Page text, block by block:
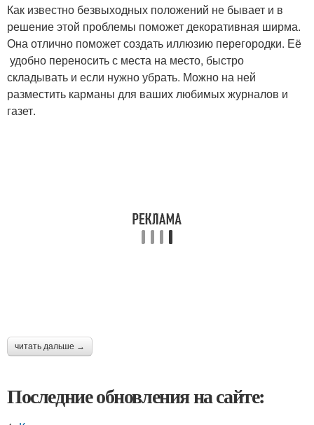
Как известно безвыходных положений не бывает и в
решение этой проблемы поможет декоративная ширма.
Она отлично поможет создать иллюзию перегородки. Её
удобно переносить с места на место, быстро
складывать и если нужно убрать. Можно на ней
разместить карманы для ваших любимых журналов и
газет.
читать дальше →
Последние обновления на сайте: